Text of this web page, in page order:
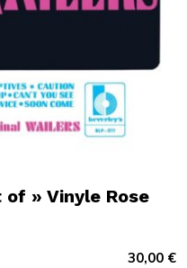
» Vinyle Rose
30,00 €